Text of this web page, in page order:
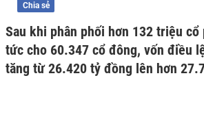
Chia sẻ
Sau khi phân phối hơn 132 triệu
tức cho 60.347 cổ đông, vốn điều
tăng từ 26.420 tỷ đồng lên hơn